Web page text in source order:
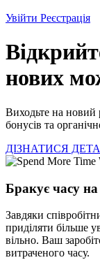
Увійти Реєстрація
нових
Виходьте на новий
бонусів та
ДІЗНАТИСЯ
Бракує часу
Завдяки
приділяти більше
вільно. Ваш
витраченого часу.